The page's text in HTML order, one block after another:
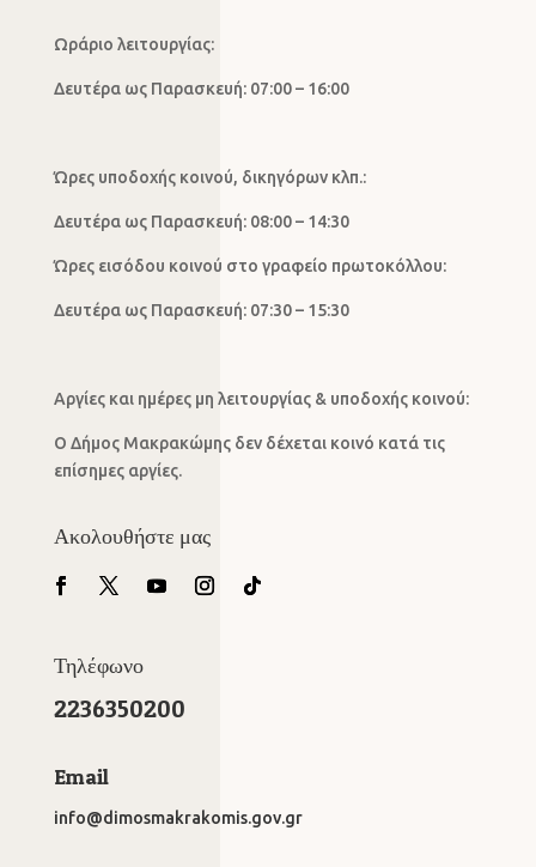
Ωράριο λειτουργίας:
Δευτέρα ως Παρασκευή: 07:00 – 16:00
Ώρες υποδοχής κοινού, δικηγόρων κλπ.:
Δευτέρα ως Παρασκευή: 08:00 – 14:30
Ώρες εισόδου κοινού στο γραφείο πρωτοκόλλου:
Δευτέρα ως Παρασκευή: 07:30 – 15:30
Αργίες και ημέρες μη λειτουργίας & υποδοχής κοινού:
Ο Δήμος Μακρακώμης δεν δέχεται κοινό κατά τις
επίσημες αργίες.
Ακολουθήστε μας
Τηλέφωνο
2236350200
Email
info@dimosmakrakomis.gov.gr